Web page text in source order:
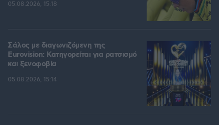
05.08.2026, 15:18
Σάλος με διαγωνιζόμενη της
Eurovision: Κατηγορείται για ρατσισμό
και ξενοφοβία
05.08.2026, 15:14